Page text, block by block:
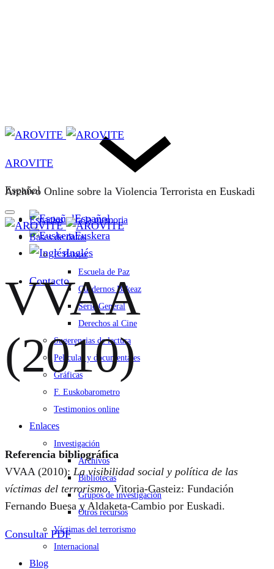
Español
Español
Euskera
Inglés
Contacto
AROVITE
Archivo Online sobre la Violencia Terrorista en Euskadi
Espacios para la memoria
Bases de datos
F. Bakeaz
Escuela de Paz
Cuadernos Bakeaz
Serie General
Derechos al Cine
Sugerencias de lectura
Películas y documentales
Gráficas
F. Euskobarometro
Testimonios online
Enlaces
Investigación
Archivos
Bibliotecas
Grupos de investigación
Otros recursos
Víctimas del terrorismo
Internacional
Blog
VVAA
(2010)
Referencia bibliográfica
VVAA (2010): La visibilidad social y política de las
víctimas del terrorismo. Vitoria-Gasteiz: Fundación
Fernando Buesa y Aldaketa-Cambio por Euskadi.
Consultar PDF